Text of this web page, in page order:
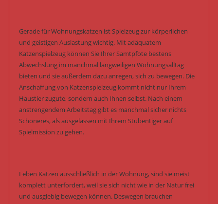
Gerade für Wohnungskatzen ist Spielzeug zur körperlichen
und geistigen Auslastung wichtig. Mit adäquatem
Katzenspielzeug können Sie Ihrer Samtpfote bestens
Abwechslung im manchmal langweiligen Wohnungsalltag
bieten und sie außerdem dazu anregen, sich zu bewegen. Die
Anschaffung von Katzenspielzeug kommt nicht nur Ihrem
Haustier zugute, sondern auch Ihnen selbst. Nach einem
anstrengendem Arbeitstag gibt es manchmal sicher nichts
Schöneres, als ausgelassen mit Ihrem Stubentiger auf
Spielmission zu gehen.
Leben Katzen ausschließlich in der Wohnung, sind sie meist
komplett unterfordert, weil sie sich nicht wie in der Natur frei
und ausgiebig bewegen können. Deswegen brauchen